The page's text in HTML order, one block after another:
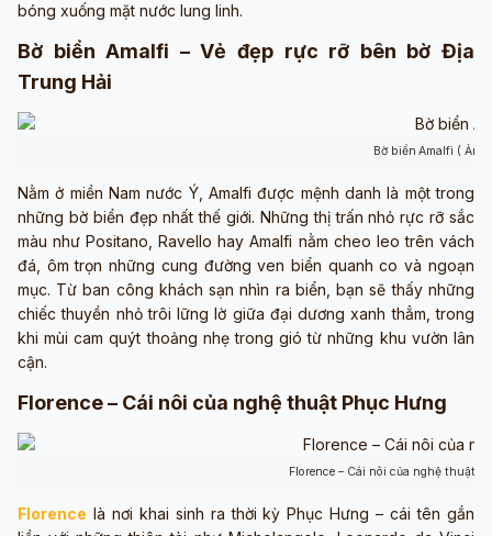
bóng xuống mặt nước lung linh.
Bờ biển Amalfi – Vẻ đẹp rực rỡ bên bờ Địa
Trung Hải
Bờ biển Amalfi ( Ảnh
Nằm ở miền Nam nước Ý, Amalfi được mệnh danh là một trong
những bờ biển đẹp nhất thế giới. Những thị trấn nhỏ rực rỡ sắc
màu như Positano, Ravello hay Amalfi nằm cheo leo trên vách
đá, ôm trọn những cung đường ven biển quanh co và ngoạn
mục. Từ ban công khách sạn nhìn ra biển, bạn sẽ thấy những
chiếc thuyền nhỏ trôi lững lờ giữa đại dương xanh thẳm, trong
khi mùi cam quýt thoảng nhẹ trong gió từ những khu vườn lân
cận.
Florence – Cái nôi của nghệ thuật Phục Hưng
Florence – Cái nôi của nghệ thuật
Florence là nơi khai sinh ra thời kỳ Phục Hưng – cái tên gắn